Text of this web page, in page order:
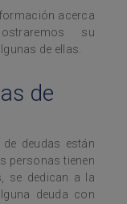
acerca
su
de ellas.
de
deudas están
personas tienen
se dedican a la
deuda con